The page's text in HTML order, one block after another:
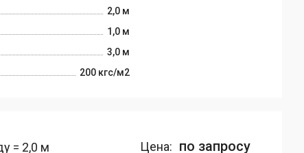
2,0 м
1,0 м
3,0 м
200 кгс/м2
= 2,0 м Цена: по запросу